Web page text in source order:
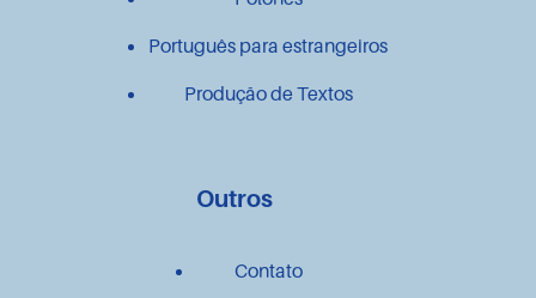
Português para estrangeiros
Produção de Textos
Outros
Contato